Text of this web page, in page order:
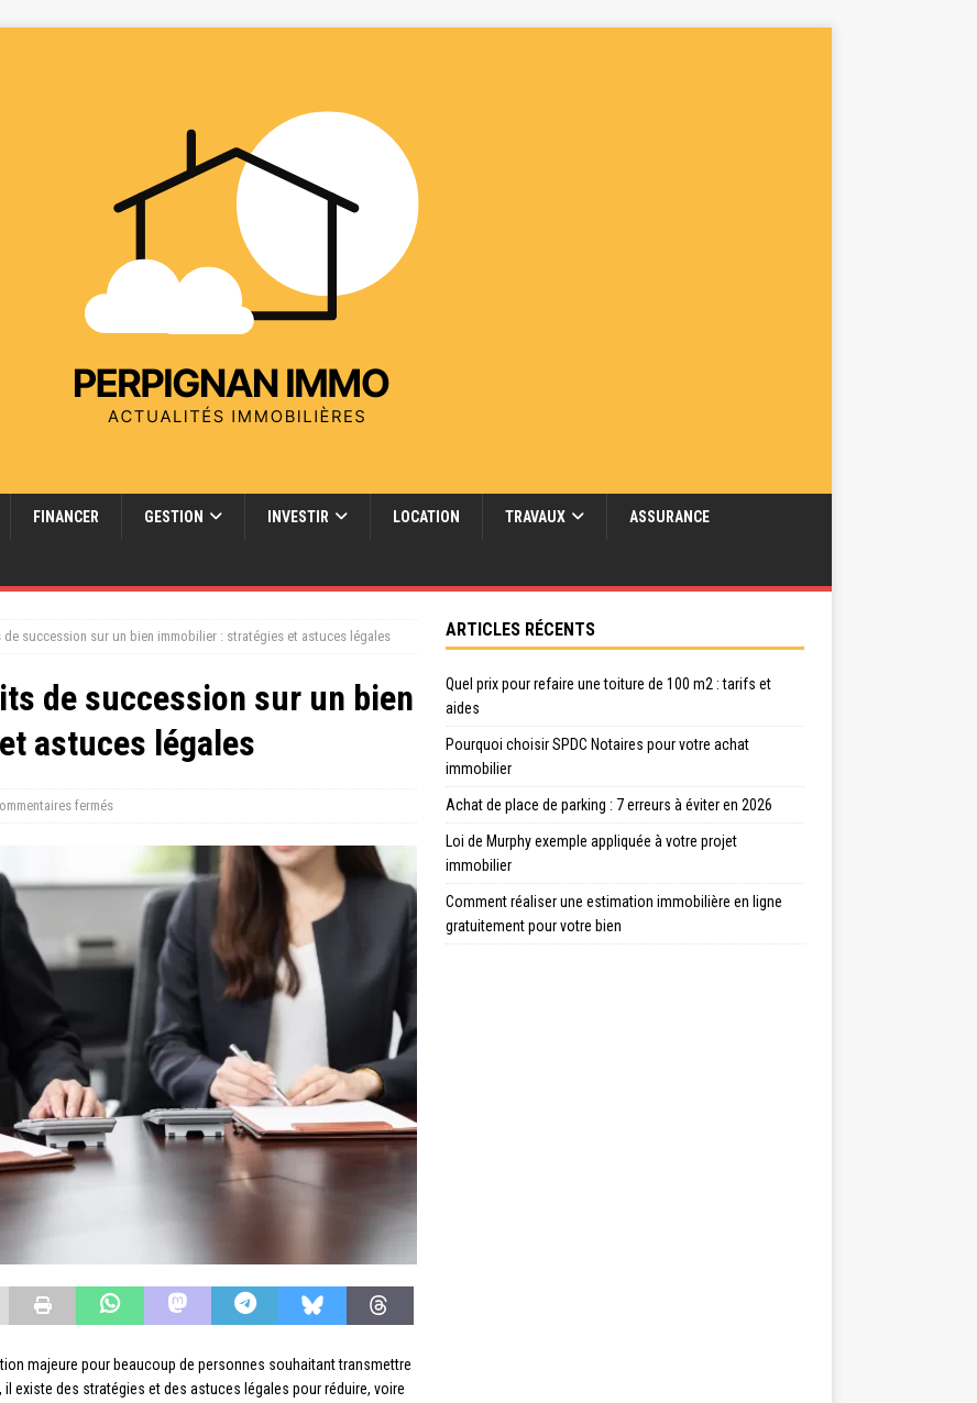
FINANCER GESTION INVESTIR LOCATION TRAVAUX ASSURANCE
succession sur un bien immobilier : stratégies et astuces légales
de succession sur un bien
astuces légales
fermés
majeure pour beaucoup de personnes souhaitant transmettre
existe des stratégies et des astuces légales pour réduire, voire
ARTICLES RÉCENTS
Quel prix pour refaire une toiture de 100 m2 : tarifs et
aides
Pourquoi choisir SPDC Notaires pour votre achat
immobilier
Achat de place de parking : 7 erreurs à éviter en 2026
Loi de Murphy exemple appliquée à votre projet
immobilier
Comment réaliser une estimation immobilière en ligne
gratuitement pour votre bien